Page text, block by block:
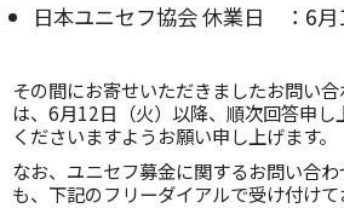
日本ユニセフ協会 休業日 ：6月
その間にお寄せいただきましたお問い
は、6月12日（火）以降、順次回答申し
くださいますようお願い申し上げます。
なお、ユニセフ募金に関するお問い合
も、下記のフリーダイアルで受け付けて